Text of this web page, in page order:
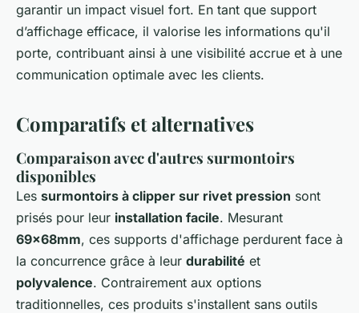
garantir un impact visuel fort. En tant que support
d’affichage efficace, il valorise les informations qu'il
porte, contribuant ainsi à une visibilité accrue et à une
communication optimale avec les clients.
Comparatifs et alternatives
Comparaison avec d'autres surmontoirs
disponibles
Les surmontoirs à clipper sur rivet pression sont
prisés pour leur installation facile. Mesurant
69x68mm, ces supports d'affichage perdurent face à
la concurrence grâce à leur durabilité et
polyvalence. Contrairement aux options
traditionnelles, ces produits s'installent sans outils